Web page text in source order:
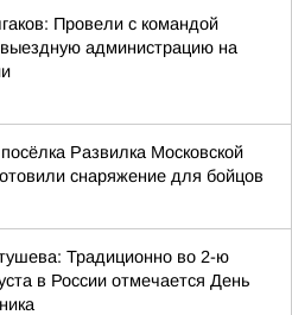
Провели с командой
администрацию на
Развилка Московской
снаряжение для бойцов
Традиционно во 2-ю
в России отмечается День